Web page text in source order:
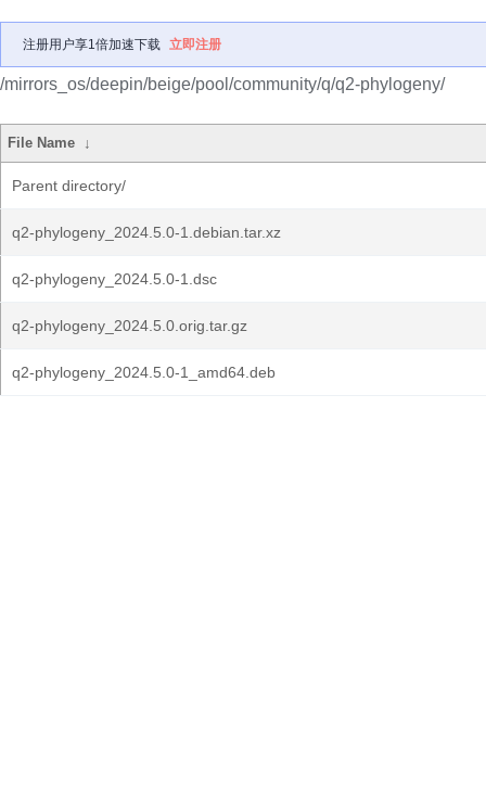
注册用户享1倍加速下载 立即注册
/mirrors_os/deepin/beige/pool/community/q/q2-phylogeny/
File Name ↓
Parent directory/
q2-phylogeny_2024.5.0-1.debian.tar.xz
q2-phylogeny_2024.5.0-1.dsc
q2-phylogeny_2024.5.0.orig.tar.gz
q2-phylogeny_2024.5.0-1_amd64.deb